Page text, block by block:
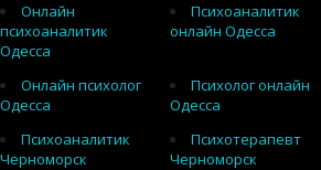
Онлайн
психоаналитик
Одесса
Психоаналитик
онлайн Одесса
Онлайн психолог
Одесса
Психолог онлайн
Одесса
Психоаналитик
Черноморск
Психотерапевт
Черноморск